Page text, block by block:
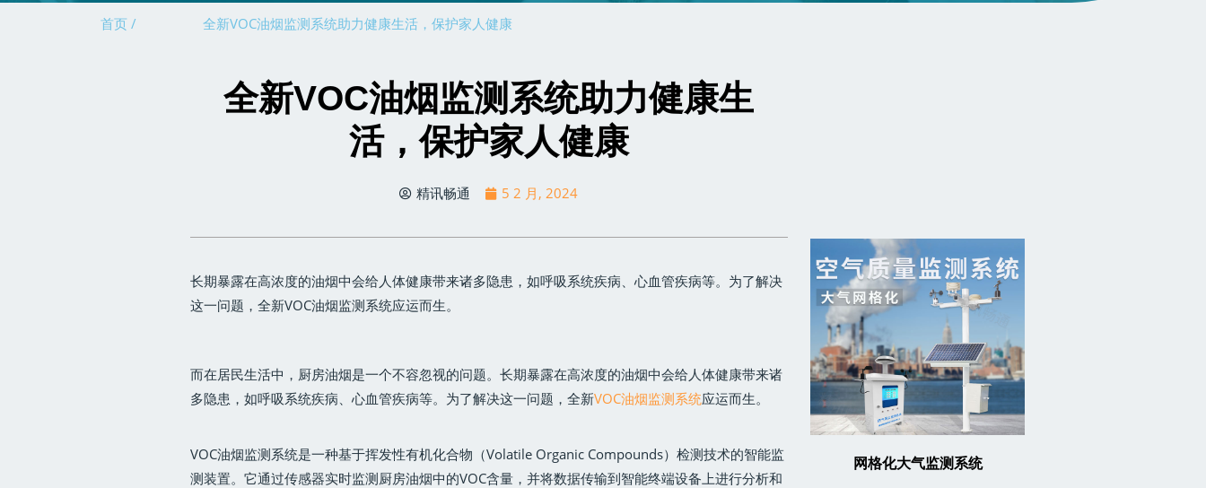
首页 / 全新VOC油烟监测系统助力健康生活，保护家人健康
全新VOC油烟监测系统助力健康生
活，保护家人健康
精讯畅通 5 2 月, 2024
长期暴露在高浓度的油烟中会给人体健康带来诸多隐患，如呼吸系统疾病、心血管疾病等。为了解决
这一问题，全新VOC油烟监测系统应运而生。
而在居民生活中，厨房油烟是一个不容忽视的问题。长期暴露在高浓度的油烟中会给人体健康带来诸
多隐患，如呼吸系统疾病、心血管疾病等。为了解决这一问题，全新VOC油烟监测系统应运而生。
VOC油烟监测系统是一种基于挥发性有机化合物（Volatile Organic Compounds）检测技术的智能监
测装置。它通过传感器实时监测厨房油烟中的VOC含量，并将数据传输到智能终端设备上进行分析和
网格化大气监测系统